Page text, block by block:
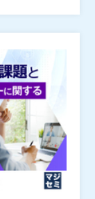
スケースや
加、削除さ